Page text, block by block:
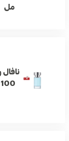
مل
نافال
100 مل